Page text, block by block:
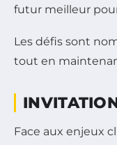
futur meilleur
Les défis sont
tout en
Face aux enjeux